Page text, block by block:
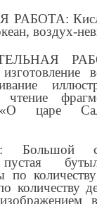
воздух-
чтение
царе
Большой
количеству